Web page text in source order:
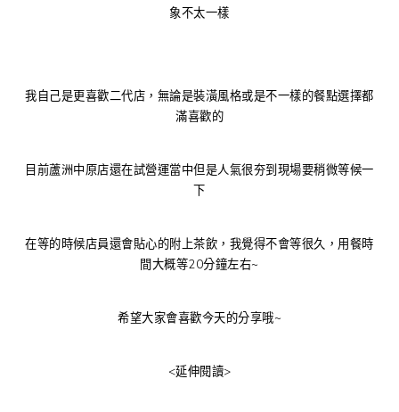
象不太一樣
我自己是更喜歡二代店，無論是裝潢風格或是不一樣的餐點選擇都
滿喜歡的
目前蘆洲中原店還在試營運當中但是人氣很夯到現場要稍微等候一
下
在等的時候店員還會貼心的附上茶飲，我覺得不會等很久，用餐時
間大概等20分鐘左右~
希望大家會喜歡今天的分享哦~
<延伸閱讀>